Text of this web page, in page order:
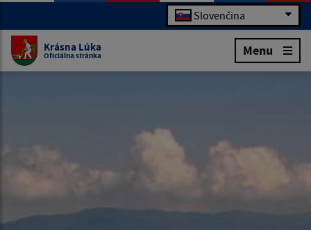
Slovenčina
Krásna Lúka
Oficiálna stránka Menu